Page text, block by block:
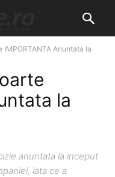
Anuntata la
la
anuntata la inceput
iata ce a